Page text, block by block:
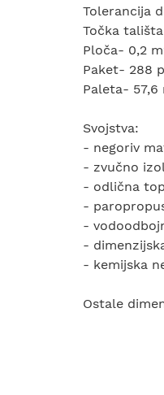
Tolerancija
Točka
Ploča- 0,2
Paket- 288
Paleta-
Svojstva:
- negoriv
- zvučno
- odlična
-
-
-
- kemijska
Ostale